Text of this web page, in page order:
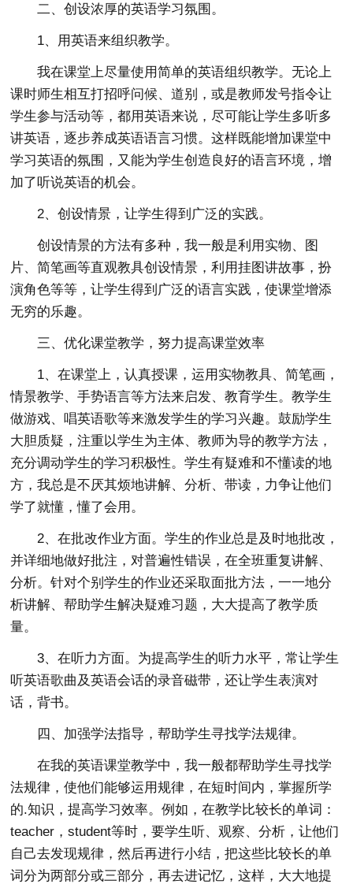
二、创设浓厚的英语学习氛围。
1、用英语来组织教学。
我在课堂上尽量使用简单的英语组织教学。无论上
课时师生相互打招呼问候、道别，或是教师发号指令让
学生参与活动等，都用英语来说，尽可能让学生多听多
讲英语，逐步养成英语语言习惯。这样既能增加课堂中
学习英语的氛围，又能为学生创造良好的语言环境，增
加了听说英语的机会。
2、创设情景，让学生得到广泛的实践。
创设情景的方法有多种，我一般是利用实物、图
片、简笔画等直观教具创设情景，利用挂图讲故事，扮
演角色等等，让学生得到广泛的语言实践，使课堂增添
无穷的乐趣。
三、优化课堂教学，努力提高课堂效率
1、在课堂上，认真授课，运用实物教具、简笔画，
情景教学、手势语言等方法来启发、教育学生。教学生
做游戏、唱英语歌等来激发学生的学习兴趣。鼓励学生
大胆质疑，注重以学生为主体、教师为导的教学方法，
充分调动学生的学习积极性。学生有疑难和不懂读的地
方，我总是不厌其烦地讲解、分析、带读，力争让他们
学了就懂，懂了会用。
2、在批改作业方面。学生的作业总是及时地批改，
并详细地做好批注，对普遍性错误，在全班重复讲解、
分析。针对个别学生的作业还采取面批方法，一一地分
析讲解、帮助学生解决疑难习题，大大提高了教学质
量。
3、在听力方面。为提高学生的听力水平，常让学生
听英语歌曲及英语会话的录音磁带，还让学生表演对
话，背书。
四、加强学法指导，帮助学生寻找学法规律。
在我的英语课堂教学中，我一般都帮助学生寻找学
法规律，使他们能够运用规律，在短时间内，掌握所学
的.知识，提高学习效率。例如，在教学比较长的单词：
teacher，student等时，要学生听、观察、分析，让他们
自己去发现规律，然后再进行小结，把这些比较长的单
词分为两部分或三部分，再去进记忆，这样，大大地提